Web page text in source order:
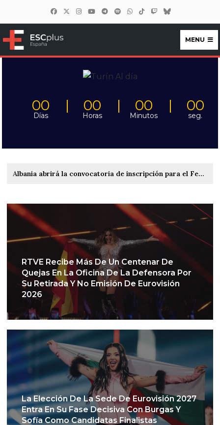
ESCplus España
MENU
00
Días
00
Horas
00
Minutos
00
seg.
Albania abrirá la convocatoria de inscripción para el Festivali i Këngës 65 entre el 22 y el 27 de septiembre
RTVE Recibe Más De Un Centenar De
Quejas En La Oficina De La Defensora Por
Su Retirada Y No Emisión De Eurovisión
2026
La Elección De La Sede De Eurovisión 2027
Entra En Su Fase Decisiva Con Burgas Y
Sofía Como Candidatas Finalistas